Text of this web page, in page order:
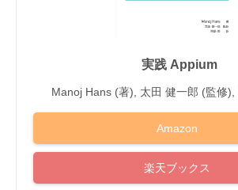
実践 Appium
Manoj Hans (著), 太田 健一郎 (監修),
Amazon
楽天ブックス